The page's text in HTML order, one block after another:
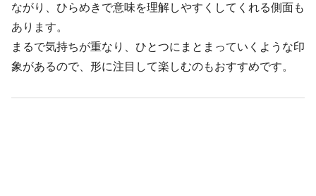
ながり、ひらめきで意味を理解しやすくしてくれる側面も
あります。
まるで気持ちが重なり、ひとつにまとまっていくような印
象があるので、形に注目して楽しむのもおすすめです。